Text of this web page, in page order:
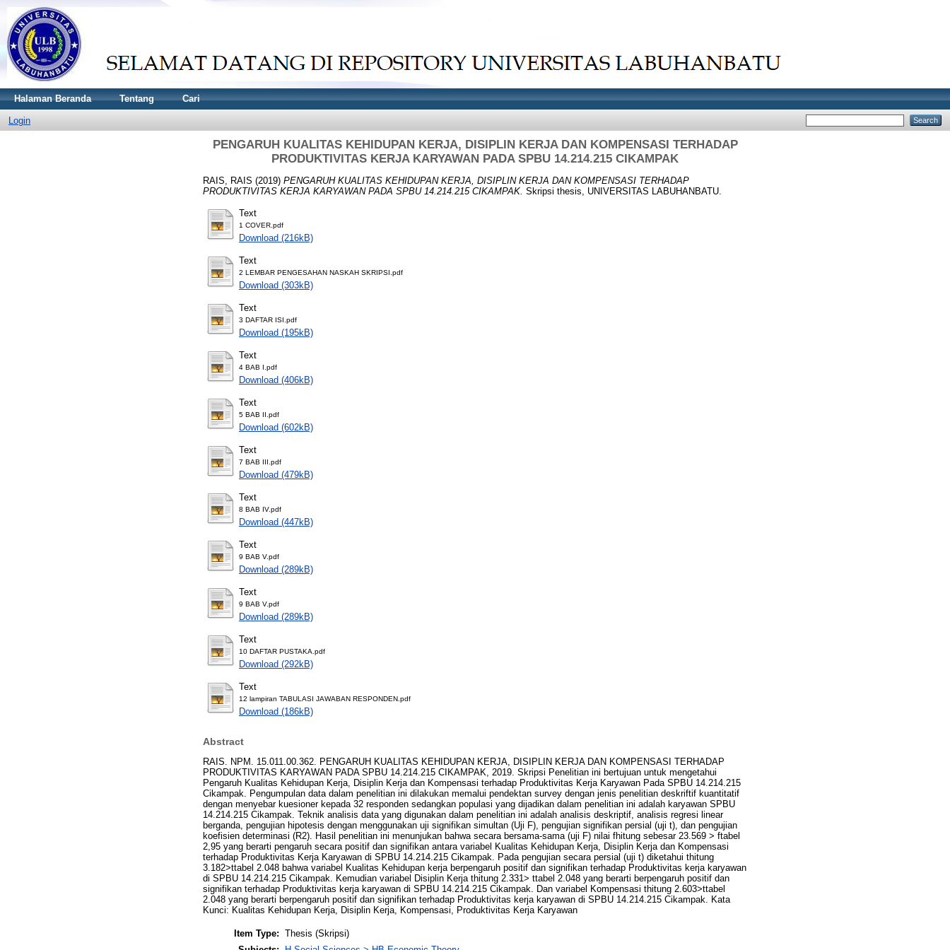
Halaman Beranda Tentang Cari
Login
PENGARUH KUALITAS KEHIDUPAN KERJA, DISIPLIN KERJA DAN KOMPENSASI TERHADAP
PRODUKTIVITAS KERJA KARYAWAN PADA SPBU 14.214.215 CIKAMPAK
RAIS, RAIS (2019) PENGARUH KUALITAS KEHIDUPAN KERJA, DISIPLIN KERJA DAN KOMPENSASI TERHADAP
PRODUKTIVITAS KERJA KARYAWAN PADA SPBU 14.214.215 CIKAMPAK. Skripsi thesis, UNIVERSITAS LABUHANBATU.
Text
1 COVER.pdf
Download (216kB)
Text
2 LEMBAR PENGESAHAN NASKAH SKRIPSI.pdf
Download (303kB)
Text
3 DAFTAR ISI.pdf
Download (195kB)
Text
4 BAB I.pdf
Download (406kB)
Text
5 BAB II.pdf
Download (602kB)
Text
7 BAB III.pdf
Download (479kB)
Text
8 BAB IV.pdf
Download (447kB)
Text
9 BAB V.pdf
Download (289kB)
Text
9 BAB V.pdf
Download (289kB)
Text
10 DAFTAR PUSTAKA.pdf
Download (292kB)
Text
12 lampiran TABULASI JAWABAN RESPONDEN.pdf
Download (186kB)
Abstract
RAIS. NPM. 15.011.00.362. PENGARUH KUALITAS KEHIDUPAN KERJA, DISIPLIN KERJA DAN KOMPENSASI TERHADAP
PRODUKTIVITAS KARYAWAN PADA SPBU 14.214.215 CIKAMPAK, 2019. Skripsi Penelitian ini bertujuan untuk mengetahui
Pengaruh Kualitas Kehidupan Kerja, Disiplin Kerja dan Kompensasi terhadap Produktivitas Kerja Karyawan Pada SPBU 14.214.215
Cikampak. Pengumpulan data dalam penelitian ini dilakukan memalui pendektan survey dengan jenis penelitian deskriftif kuantitatif
dengan menyebar kuesioner kepada 32 responden sedangkan populasi yang dijadikan dalam penelitian ini adalah karyawan SPBU
14.214.215 Cikampak. Teknik analisis data yang digunakan dalam penelitian ini adalah analisis deskriptif, analisis regresi linear
berganda, pengujian hipotesis dengan menggunakan uji signifikan simultan (Uji F), pengujian signifikan persial (uji t), dan pengujian
koefisien determinasi (R2). Hasil penelitian ini menunjukan bahwa secara bersama-sama (uji F) nilai fhitung sebesar 23.569 > ftabel
2,95 yang berarti pengaruh secara positif dan signifikan antara variabel Kualitas Kehidupan Kerja, Disiplin Kerja dan Kompensasi
terhadap Produktivitas Kerja Karyawan di SPBU 14.214.215 Cikampak. Pada pengujian secara persial (uji t) diketahui thitung
3.182>ttabel 2.048 bahwa variabel Kualitas Kehidupan kerja berpengaruh positif dan signifikan terhadap Produktivitas kerja karyawan
di SPBU 14.214.215 Cikampak. Kemudian variabel Disiplin Kerja thitung 2.331> ttabel 2.048 yang berarti berpengaruh positif dan
signifikan terhadap Produktivitas kerja karyawan di SPBU 14.214.215 Cikampak. Dan variabel Kompensasi thitung 2.603>ttabel
2.048 yang berarti berpengaruh positif dan signifikan terhadap Produktivitas kerja karyawan di SPBU 14.214.215 Cikampak. Kata
Kunci: Kualitas Kehidupan Kerja, Disiplin Kerja, Kompensasi, Produktivitas Kerja Karyawan
Item Type: Thesis (Skripsi)